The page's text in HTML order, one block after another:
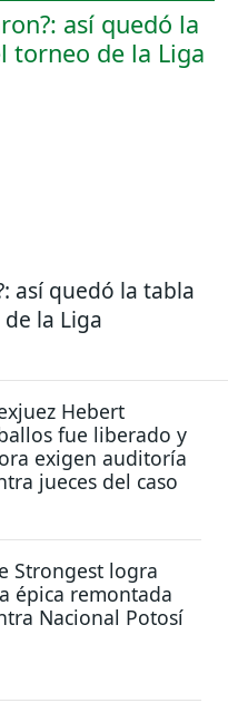
así quedó la tabla
la Liga
Hebert
fue liberado y
exigen auditoría
jueces del caso
Strongest logra
épica remontada
Nacional Potosí